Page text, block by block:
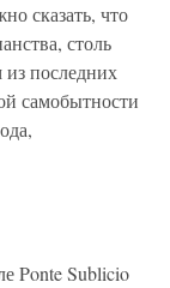
сказать, что
столь
последних
самобытности
Sublicio